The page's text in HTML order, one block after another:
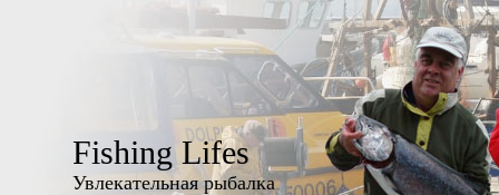
Fishing Lifes
Увлекательная рыбалка